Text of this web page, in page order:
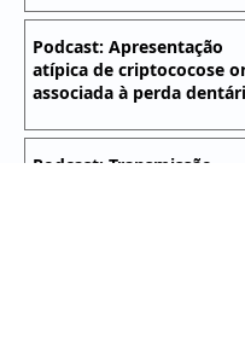
Novo
dermatologia
veterinária: Uso
no tratamento
angiomatose
Podcast: Apresentação
atípica de criptococose
associada à perda
Podcast: Transmissão